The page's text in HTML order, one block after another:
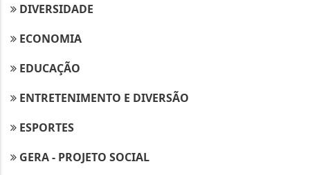
DIVERSIDADE
ECONOMIA
EDUCAÇÃO
ENTRETENIMENTO E DIVERSÃO
ESPORTES
GERA - PROJETO SOCIAL